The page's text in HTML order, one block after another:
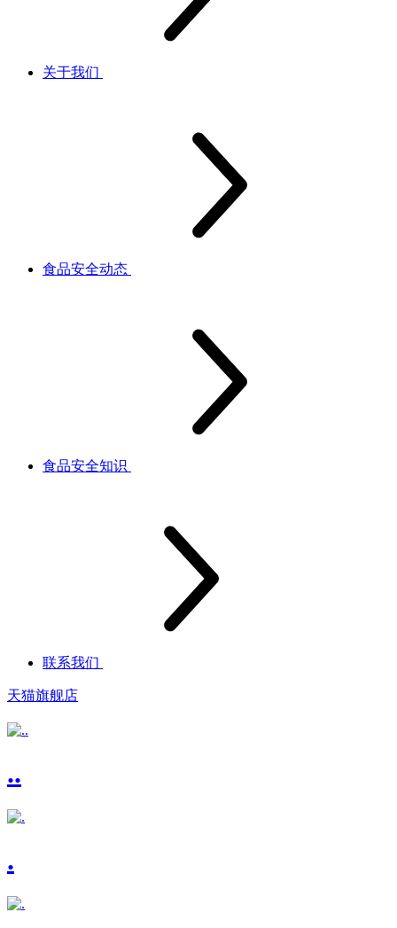
关于我们
食品安全动态
食品安全知识
联系我们
天猫旗舰店
..
.